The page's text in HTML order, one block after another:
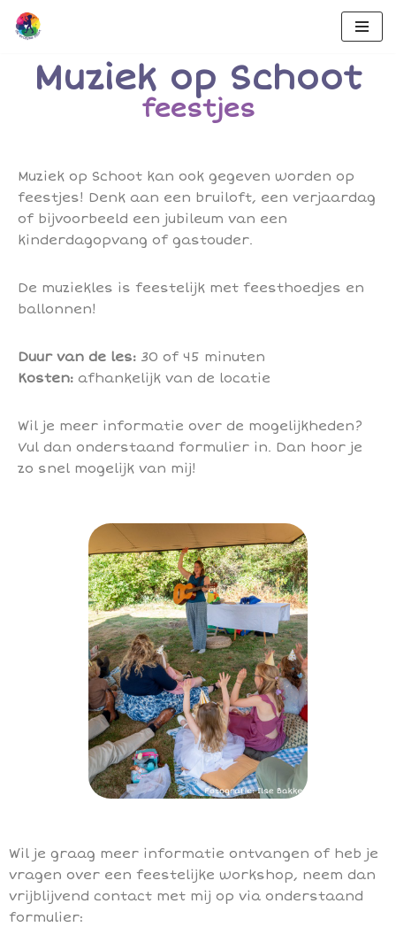
naarMuziek op Schoot
feestjes
Muziek op Schoot kan ook gegeven worden op
feestjes! Denk aan een bruiloft, een verjaardag
of bijvoorbeeld een jubileum van een
kinderdagopvang of gastouder.
De muziekles is feestelijk met feesthoedjes en
ballonnen!
Duur van de les: 30 of 45 minuten
Kosten: afhankelijk van de locatie
Wil je meer informatie over de mogelijkheden?
Vul dan onderstaand formulier in. Dan hoor je
zo snel mogelijk van mij!
Wil je graag meer informatie ontvangen of heb je
vragen over een feestelijke workshop, neem dan
vrijblijvend contact met mij op via onderstaand
formulier: